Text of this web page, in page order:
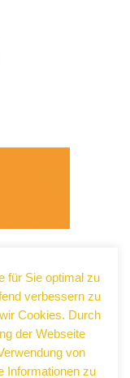
für Sie optimal zu
verbessern zu
Cookies. Durch
der Webseite
von
Informationen zu